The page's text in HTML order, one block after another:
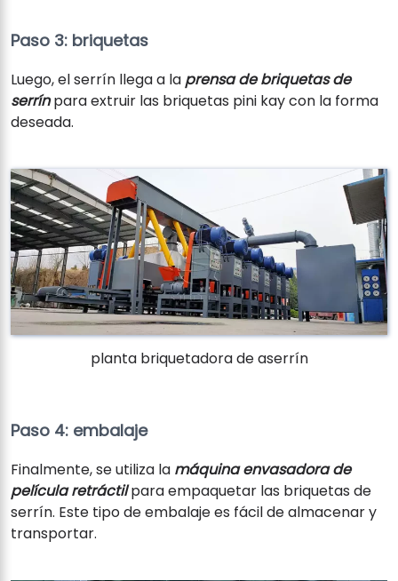
Paso 3: briquetas
Luego, el serrín llega a la prensa de briquetas de
serrínpara extruir las briquetas pini kay con la forma
deseada.
planta briquetadora de aserrín
Paso 4: embalaje
Finalmente, se utiliza la máquina envasadora de
película retráctilpara empaquetar las briquetas de
serrín. Este tipo de embalaje es fácil de almacenar y
transportar.